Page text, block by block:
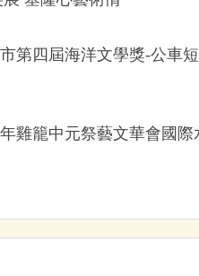
第四屆海洋文學獎-公車
雞籠中元祭藝文華會國際